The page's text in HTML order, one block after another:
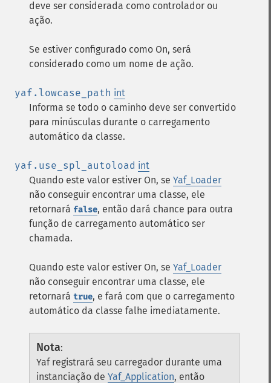
deve ser considerada como controlador ou
ação.
Se estiver configurado como On, será
considerado como um nome de ação.
yaf.lowcase_path int
Informa se todo o caminho deve ser convertido
para minúsculas durante o carregamento
automático da classe.
yaf.use_spl_autoload int
Quando este valor estiver On, se Yaf_Loader
não conseguir encontrar uma classe, ele
retornará false, então dará chance para outra
função de carregamento automático ser
chamada.
Quando este valor estiver On, se Yaf_Loader
não conseguir encontrar uma classe, ele
retornará true, e fará com que o carregamento
automático da classe falhe imediatamente.
Nota:
Yaf registrará seu carregador durante uma
instanciação de Yaf_Application, então